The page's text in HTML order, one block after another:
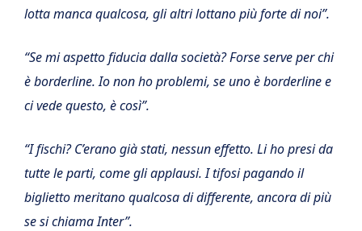
lotta manca qualcosa, gli altri lottano più forte di noi”.
“Se mi aspetto fiducia dalla società? Forse serve per chi
è borderline. Io non ho problemi, se uno è borderline e
ci vede questo, è così”.
“I fischi? C’erano già stati, nessun effetto. Li ho presi da
tutte le parti, come gli applausi. I tifosi pagando il
biglietto meritano qualcosa di differente, ancora di più
se si chiama Inter”.